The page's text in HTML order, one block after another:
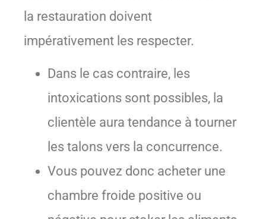
la restauration doivent
impérativement les respecter.
Dans le cas contraire, les
intoxications sont possibles, la
clientèle aura tendance à tourner
les talons vers la concurrence.
Vous pouvez donc acheter une
chambre froide positive ou